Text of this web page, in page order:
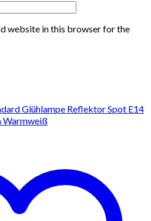
website in this browser for the